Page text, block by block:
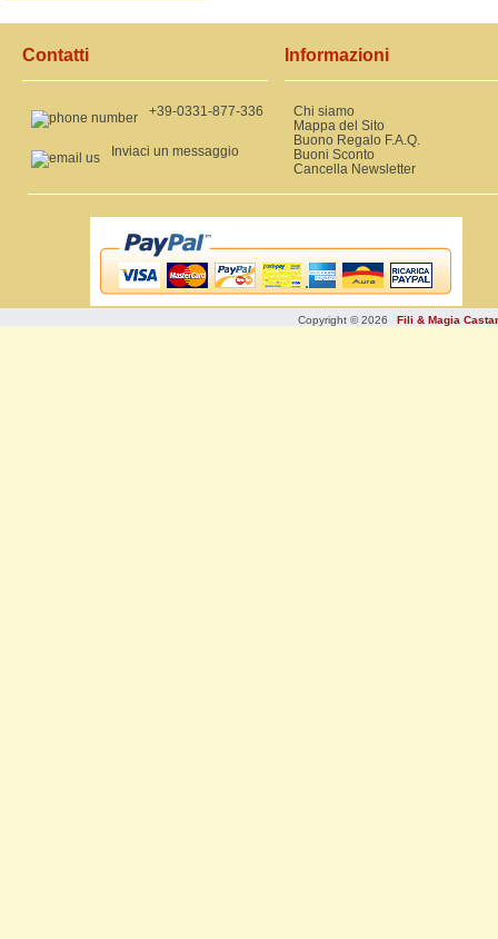
Contatti
+39-0331-877-336
Inviaci un messaggio
Informazioni
Chi siamo
Mappa del Sito
Buono Regalo F.A.Q.
Buoni Sconto
Cancella Newsletter
Copyright © 2026 Fili & Magia